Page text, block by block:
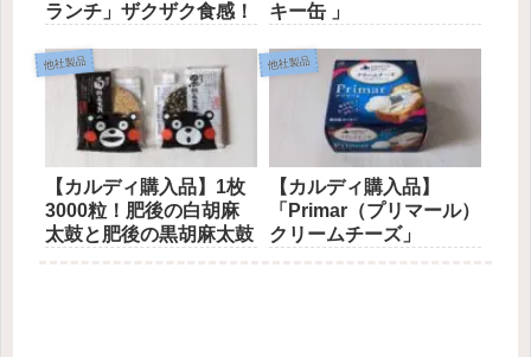
ランチ」ザクザク食感！
キー缶 」
他社製品
【カルディ購入品】1枚
3000粒！肥後の白胡麻
太鼓と肥後の黒胡麻太鼓
他社製品
【カルディ購入品】
「Primar（プリマール）
クリームチーズ」